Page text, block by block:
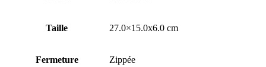
Taille 27.0×15.0x6.0 cm
Fermeture Zippée